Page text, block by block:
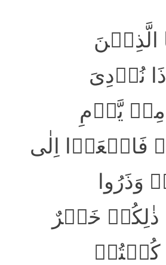
نُوۡدِیَ
مِنۡ یَّوۡمِ
فَاسۡعَوۡا اِلٰی
وَذَرُوا
ذٰلِکُمۡ خَیۡرٌ
کُنۡتُمۡ